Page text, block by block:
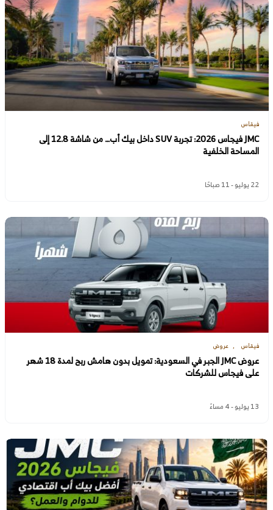
فيقاس
JMC فيجاس 2026: تجربة SUV داخل بيك أب… من شاشة 12.8 إلى
المساحة الخلفية
22 يوليو - 11 صباحًا
فيقاس عروض
عروض JMC الجبر في السعودية: تمويل بدون هامش ربح لمدة 18 شهر
على فيجاس للشركات
13 يوليو - 4 مساءً